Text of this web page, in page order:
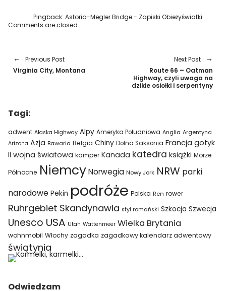
Pingback:Astoria-Megler Bridge - Zapiski Obieżyświatki
Comments are closed.
Previous Post
Virginia City, Montana
Next Post
Route 66 – Oatman
Highway, czyli uwaga na
dzikie osiołki i serpentyny
Tagi:
adwent Alaska Highway Alpy Ameryka Południowa Anglia Argentyna
Arizona Azja Bawaria Belgia Chiny Dolna Saksonia Francja gotyk
II wojna światowa kamper Kanada katedra książki Morze
Północne Niemcy Norwegia Nowy Jork NRW parki
narodowe Pekin podróże Polska Ren rower
Ruhrgebiet Skandynawia styl romański Szkocja Szwecja
Unesco USA Utah Wattenmeer Wielka Brytania
wohnmobil Włochy zagadka zagadkowy kalendarz adwentowy
świątynia
Odwiedzam